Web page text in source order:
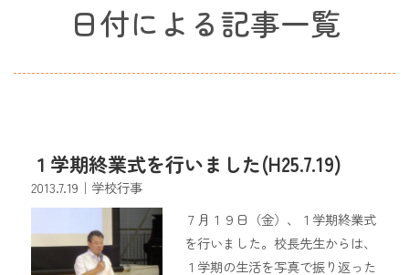
日付による記事一覧
１学期終業式を行いました(H25.7.19)
2013.7.19 ｜学校行事
７月１９日（金）、１学期終業式
を行いました。校長先生からは、
１学期の生活を写真で振り返った